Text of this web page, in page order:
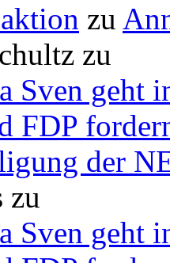
zu
zu
Sven geht
FDP
der
zu
Sven geht